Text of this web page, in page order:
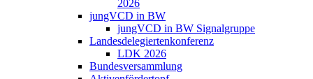
2026
jungVCD in BW
jungVCD in BW Signalgruppe
Landesdelegiertenkonferenz
LDK 2026
Bundesversammlung